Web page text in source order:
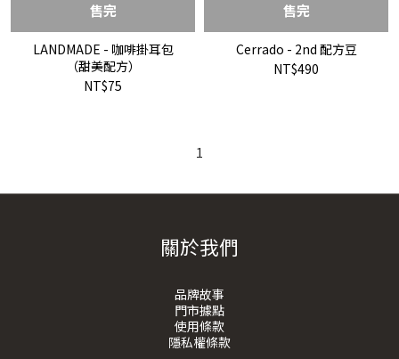
售完
LANDMADE - 咖啡掛耳包
（甜美配方）
NT$75
售完
Cerrado - 2nd 配方豆
NT$490
1
關於我們
品牌故事
門市據點
使用條款
隱私權條款